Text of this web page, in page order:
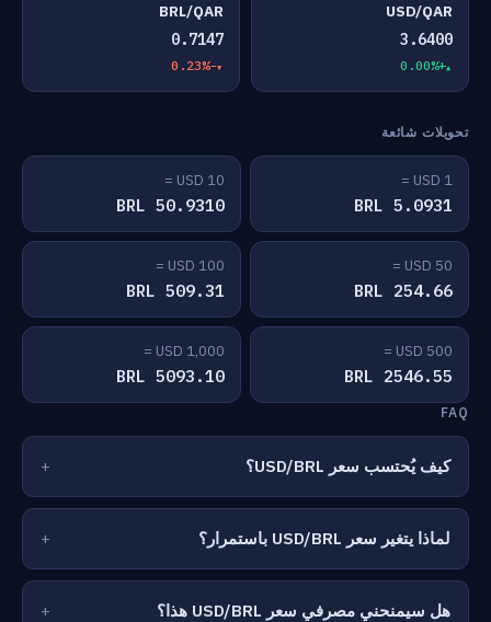
USD/QAR
3.6400
+0.00%
BRL/QAR
0.7147
-0.23%
تحويلات شائعة
1 USD =
5.0931 BRL
10 USD =
50.9310 BRL
50 USD =
254.66 BRL
100 USD =
509.31 BRL
500 USD =
2546.55 BRL
1,000 USD =
5093.10 BRL
FAQ
كيف يُحتسب سعر USD/BRL؟
لماذا يتغير سعر USD/BRL باستمرار؟
هل سيمنحني مصرفي سعر USD/BRL هذا؟